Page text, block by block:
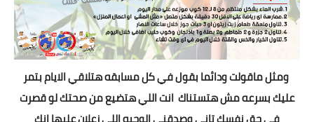
ومثل ماقولت ودائما بقول في كل مسابقه هتلاقي الايام بتمر
عليك بسرعه مش هتستناك انت اللي هتضيع من صحتك لو قصرت